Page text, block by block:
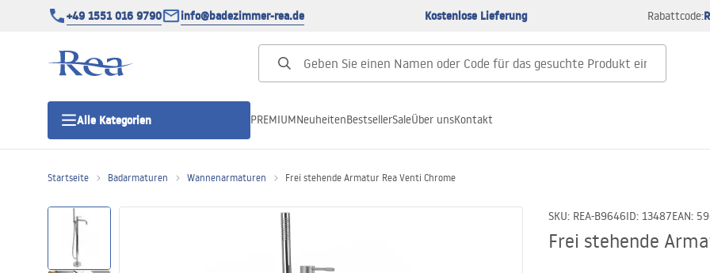
+49 1551 016 9790 info@badezimmer-rea.de Kostenlose Lieferung Rabattcode:
Alle Kategorien PREMIUMNeuheitenBestsellerSaleÜber unsKontakt
Startseite Badarmaturen Wannenarmaturen Frei stehende Armatur Rea Venti Chrome
SKU: REA-B9646ID: 13487EAN:
Frei stehende